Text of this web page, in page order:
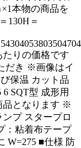
本物の商品を
130H＝
りの価格です
だき ※画像はイ
保温 カット品
SQT型 成形用
品となります ※
プ スタープロ
：粘着布テープ
W=275 ■仕様 防